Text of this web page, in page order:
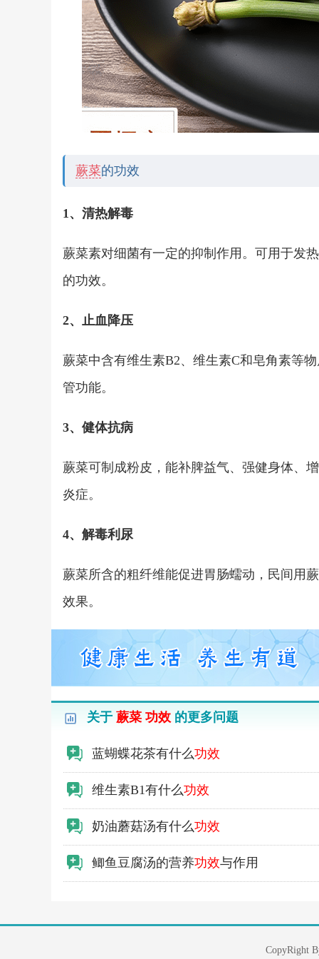
蕨菜的功效
1、清热解毒
蕨菜素对细菌有一定的抑制作用。可用于发
的功效。
2、止血降压
蕨菜中含有维生素B2、维生素C和皂角素等
管功能。
3、健体抗病
蕨菜可制成粉皮，能补脾益气、强健身体、
炎症。
4、解毒利尿
蕨菜所含的粗纤维能促进胃肠蠕动，民间用
效果。
关于 蕨菜 功效 的更多问题
蓝蝴蝶花茶有什么功效
维生素B1有什么功效
奶油蘑菇汤有什么功效
鲫鱼豆腐汤的营养功效与作用
CopyRight